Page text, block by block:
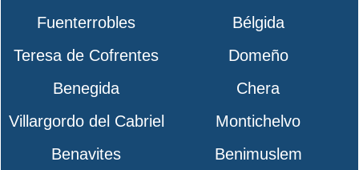
Fuenterrobles
Bélgida
Teresa de Cofrentes
Domeño
Benegida
Chera
Villargordo del Cabriel
Montichelvo
Benavites
Benimuslem